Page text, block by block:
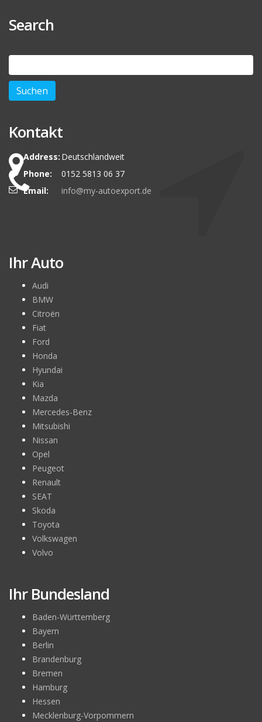
Search
Suchen
nach:
Kontakt
Address: Deutschlandweit
Phone:
0152 5813 06 37
Email:
info@my-autoexport.de
Ihr Auto
Audi
BMW
Citroën
Fiat
Ford
Honda
Hyundai
Kia
Mazda
Mercedes-Benz
Mitsubishi
Nissan
Opel
Peugeot
Renault
SEAT
Skoda
Toyota
Volkswagen
Volvo
Ihr Bundesland
Baden-Württemberg
Bayern
Berlin
Brandenburg
Bremen
Hamburg
Hessen
Mecklenburg-Vorpommern